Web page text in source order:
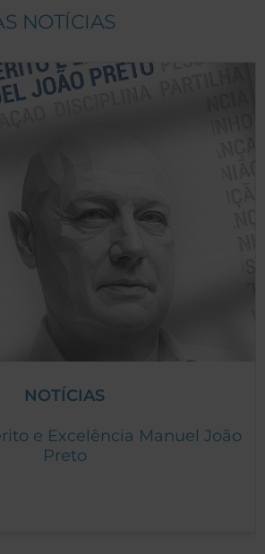
NOTÍCIAS
NOTÍCIAS
e Excelência Manuel João
Preto